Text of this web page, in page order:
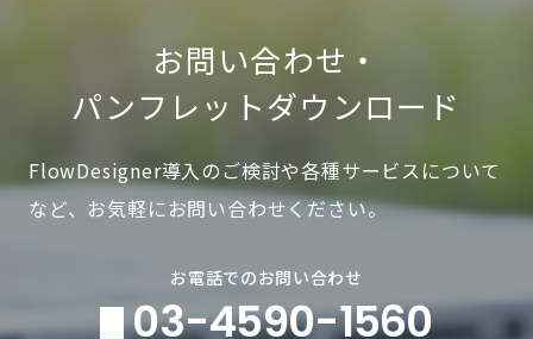
お問い合わせ・
パンフレットダウンロード
FlowDesigner導入のご検討や各種サービスについて
など、お気軽にお問い合わせください。
お電話でのお問い合わせ
03-4590-1560